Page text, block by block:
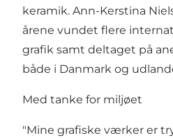
keramik. Ann-Kerstina
årene vundet flere
grafik samt deltaget på
både i Danmark og
Med tanke for miljøet
"Mine grafiske værker er